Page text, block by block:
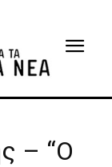
– “Ο